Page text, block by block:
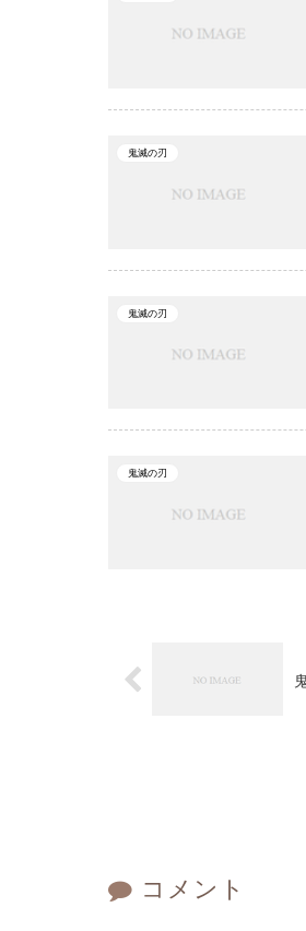
鬼滅の刃
鬼滅の刃
鬼滅の刃
コメント